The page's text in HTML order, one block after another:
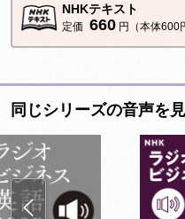
NHKテキスト
定価 660 円（本体600
同じシリーズの音声を